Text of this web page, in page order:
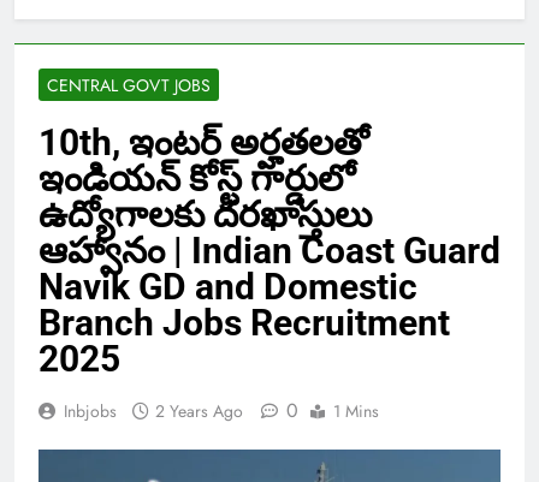
CENTRAL GOVT JOBS
10th, ఇంటర్ అర్హతలతో
ఇండియన్ కోస్ట్ గార్డులో
ఉద్యోగాలకు దరఖాస్తులు
ఆహ్వానం | Indian Coast Guard
Navik GD and Domestic
Branch Jobs Recruitment
2025
Inbjobs 2 Years Ago 0 1 Mins